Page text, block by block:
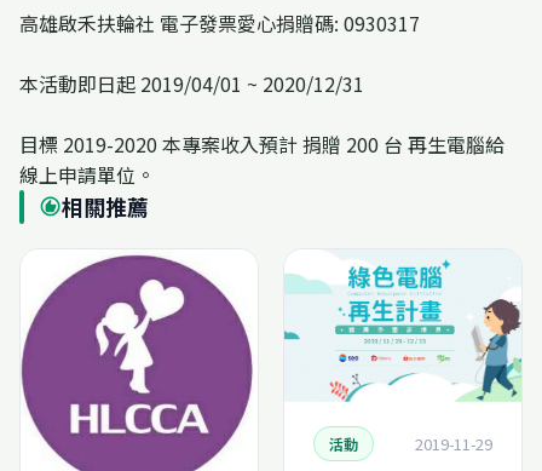
高雄啟禾扶輪社 電子發票愛心捐贈碼: 0930317
本活動即日起 2019/04/01 ~ 2020/12/31
目標 2019-2020 本專案收入預計 捐贈 200 台 再生電腦給
線上申請單位。
recommend相關推薦
活動 2019-11-29